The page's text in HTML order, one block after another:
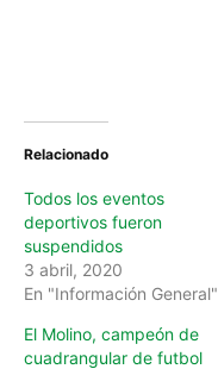
Relacionado
Todos los eventos
deportivos fueron
suspendidos
3 abril, 2020
En "Información General"
El Molino, campeón de
cuadrangular de futbol